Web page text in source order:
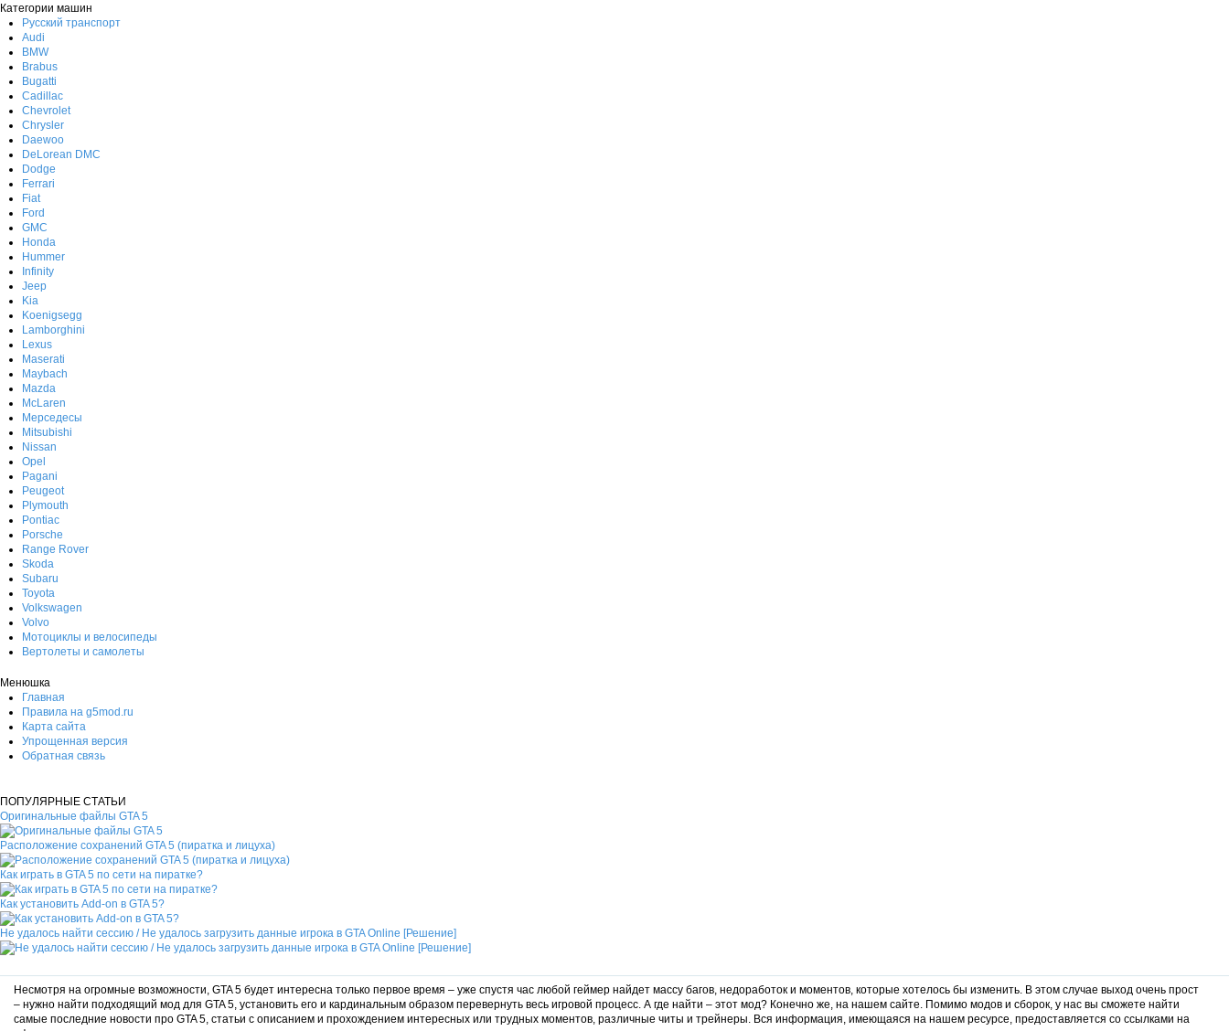
Категории машин
Русский транспорт
Audi
BMW
Brabus
Bugatti
Cadillac
Chevrolet
Chrysler
Daewoo
DeLorean DMC
Dodge
Ferrari
Fiat
Ford
GMC
Honda
Hummer
Infinity
Jeep
Kia
Koenigsegg
Lamborghini
Lexus
Maserati
Maybach
Mazda
McLaren
Мерседесы
Mitsubishi
Nissan
Opel
Pagani
Peugeot
Plymouth
Pontiac
Porsche
Range Rover
Skoda
Subaru
Toyota
Volkswagen
Volvo
Мотоциклы и велосипеды
Вертолеты и самолеты
Менюшка
Главная
Правила на g5mod.ru
Карта сайта
Упрощенная версия
Обратная связь
ПОПУЛЯРНЫЕ СТАТЬИ
Оригинальные файлы GTA 5
Расположение сохранений GTA 5 (пиратка и лицуха)
Как играть в GTA 5 по сети на пиратке?
Как установить Add-on в GTA 5?
Не удалось найти сессию / Не удалось загрузить данные игрока в GTA Online [Решение]
Несмотря на огромные возможности, GTA 5 будет интересна только первое время – уже спустя час любой геймер найдет массу багов, недоработок и моментов, которые хотелось бы изменить. В этом случае выход очень прост
– нужно найти подходящий мод для GTA 5, установить его и кардинальным образом перевернуть весь игровой процесс. А где найти – этот мод? Конечно же, на нашем сайте. Помимо модов и сборок, у нас вы сможете найти
самые последние новости про GTA 5, статьи с описанием и прохождением интересных или трудных моментов, различные читы и трейнеры. Вся информация, имеющаяся на нашем ресурсе, предоставляется со ссылками на